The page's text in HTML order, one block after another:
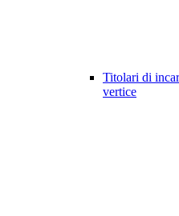
Titolari di
vertice